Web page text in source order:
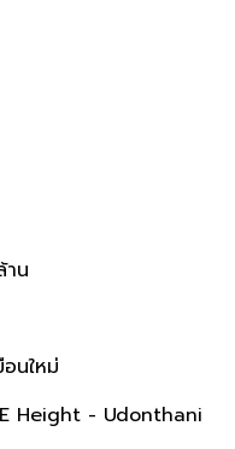
น
นใหม่
Height - Udonthani